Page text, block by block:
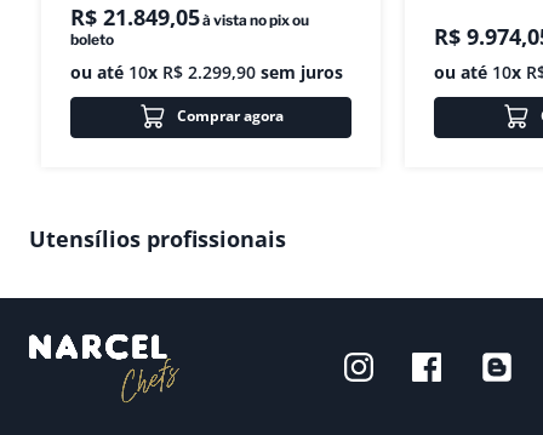
R$ 21.849,05à vista no pix ou
boleto
ou até 10x R$ 2.299,90 sem juros
Comprar agora
R$ 9.974,
ou até 10x
Utensílios profissionais